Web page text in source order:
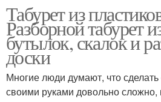
Табурет из
Разборной табурет
бутылок, скалок и
доски
Многие люди думают, что сделать
своими руками довольно сложно,